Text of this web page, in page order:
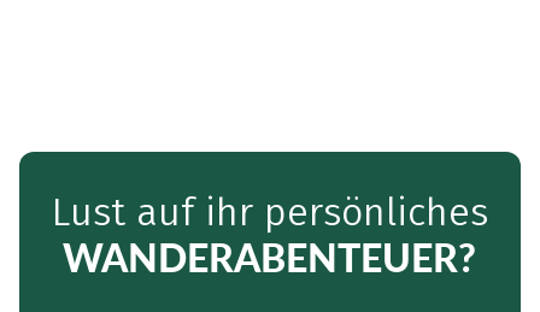
Lust auf ihr persönliches
WANDERABENTEUER?